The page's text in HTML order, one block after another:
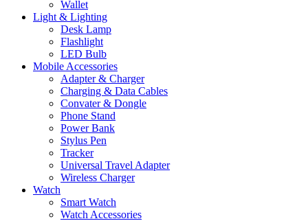
Wallet
Light & Lighting
Desk Lamp
Flashlight
LED Bulb
Mobile Accessories
Adapter & Charger
Charging & Data Cables
Convater & Dongle
Phone Stand
Power Bank
Stylus Pen
Tracker
Universal Travel Adapter
Wireless Charger
Watch
Smart Watch
Watch Accessories